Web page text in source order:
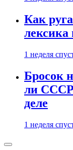
Как
1 неделя
Бросок
ли СССР
деле
1 неделя